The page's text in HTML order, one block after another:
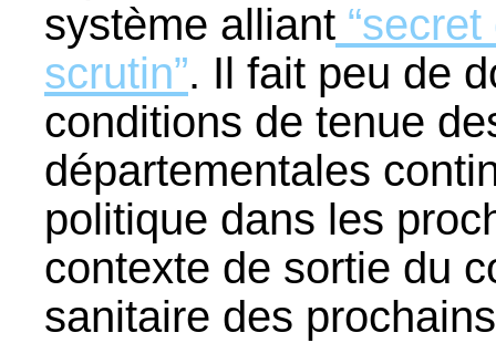
système alliant
scrutin”. Il fait peu de
conditions de tenue
départementales
politique dans les
contexte de sortie du
sanitaire des